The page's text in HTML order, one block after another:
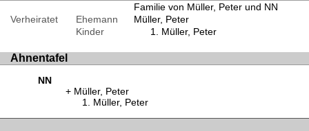
Familie von Müller, Peter und NN
Verheiratet
Ehemann
Müller, Peter
Kinder
Müller, Peter
Ahnentafel
NN
Müller, Peter
Müller, Peter